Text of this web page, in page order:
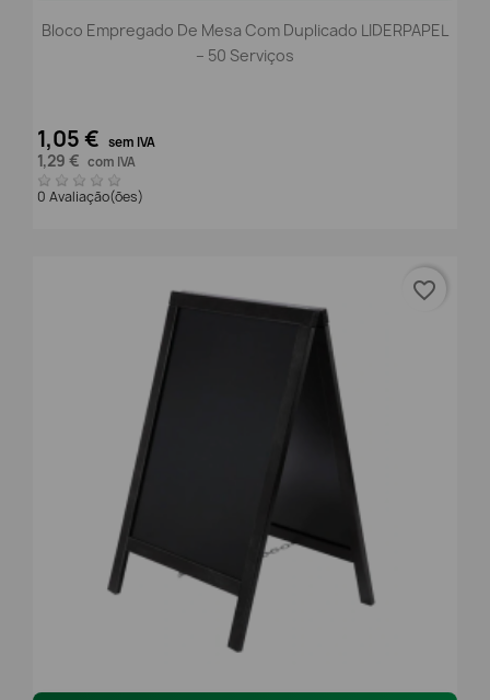
Bloco Empregado De Mesa Com Duplicado LIDERPAPEL
– 50 Serviços
1,05 € sem IVA
1,29 € com IVA
0 Avaliação(ões)
favorite_border